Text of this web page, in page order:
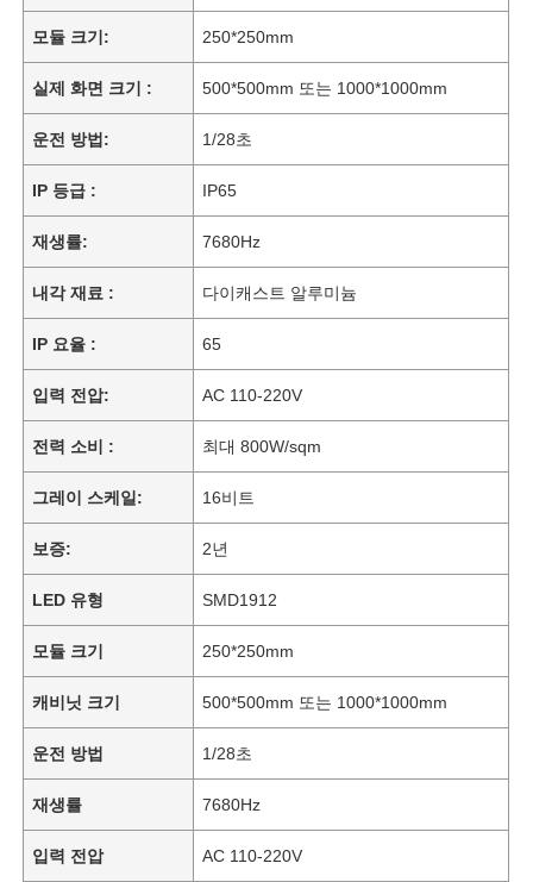
모듈 크기: 250*250mm
실제 화면 크기 : 500*500mm 또는 1000*1000mm
운전 방법: 1/28초
IP 등급 : IP65
재생률: 7680Hz
내각 재료 : 다이캐스트 알루미늄
IP 요율 : 65
입력 전압: AC 110-220V
전력 소비 : 최대 800W/sqm
그레이 스케일: 16비트
보증: 2년
LED 유형 SMD1912
모듈 크기 250*250mm
캐비닛 크기 500*500mm 또는 1000*1000mm
운전 방법 1/28초
재생률 7680Hz
입력 전압 AC 110-220V